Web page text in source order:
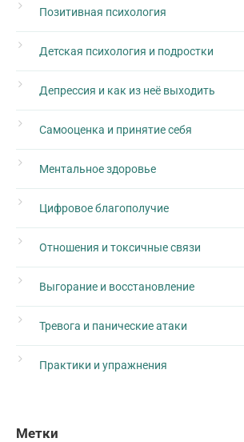
Позитивная психология
Детская психология и подростки
Депрессия и как из неё выходить
Самооценка и принятие себя
Ментальное здоровье
Цифровое благополучие
Отношения и токсичные связи
Выгорание и восстановление
Тревога и панические атаки
Практики и упражнения
Метки